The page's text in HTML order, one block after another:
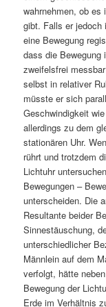
wahrnehmen, ob es
gibt. Falls er jedoch
eine Bewegung
dass die Bewegung
zweifelsfrei
selbst in relativer
müsste er sich
Geschwindigkeit
allerdings zu dem
stationären Uhr.
rührt und trotzdem
Lichtuhr
Bewegungen –
unterscheiden. Die
Resultante beider
Sinnestäuschung,
unterschiedlicher
Männlein auf dem
verfolgt, hätte
Bewegung der
Erde im Verhältnis